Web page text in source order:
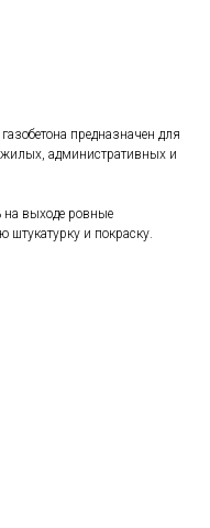
предназначен для
административных и
на выходе ровные
штукатурку и покраску.